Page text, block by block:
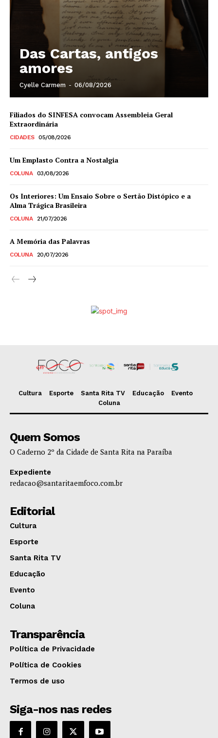
Das Cartas, antigos
amores
Cyelle Carmem - 06/08/2026
Filiados do SINFESA convocam Assembleia Geral
Extraordinária
CIDADES 05/08/2026
Um Emplasto Contra a Nostalgia
COLUNA 03/08/2026
Os Interiores: Um Ensaio Sobre o Sertão Distópico e a
Alma Trágica Brasileira
COLUNA 21/07/2026
A Memória das Palavras
COLUNA 20/07/2026
Cultura Esporte Santa Rita TV Educação
Evento
Coluna
Quem Somos
O Caderno 2º da Cidade de Santa Rita na Paraíba
Expediente
redacao@santaritaemfoco.com.br
Editorial
Cultura
Esporte
Santa Rita TV
Educação
Evento
Coluna
Transparência
Política de Privacidade
Política de Cookies
Termos de uso
Siga-nos nas redes